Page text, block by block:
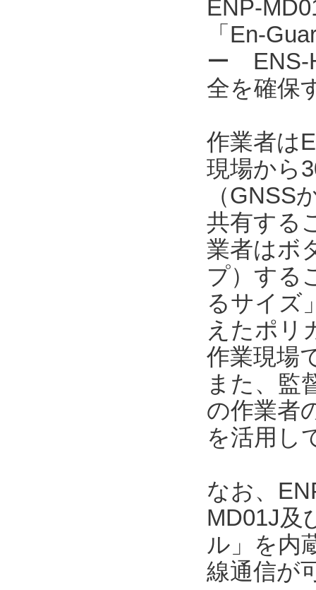
ENP-
「En-
ー ENS-
全を確保
作業者は
現場から
（GNSS
共有する
業者はボ
プ）する
るサイズ
えたポリ
作業現場
また、監
の作業者
を活用し
なお、
MD01J及
ル」を内
線通信が